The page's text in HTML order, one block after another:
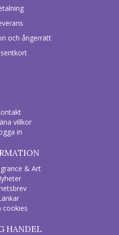
och ångerrätt
villkor
in
& Art
cookies
HANDEL